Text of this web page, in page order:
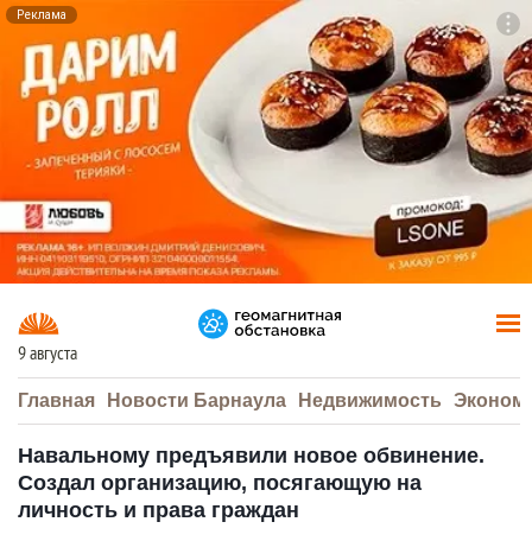
Реклама
9 августа
Главная Новости Барнаула Недвижимость
Навальному предъявили новое обвинение.
Создал организацию, посягающую на
личность и права граждан